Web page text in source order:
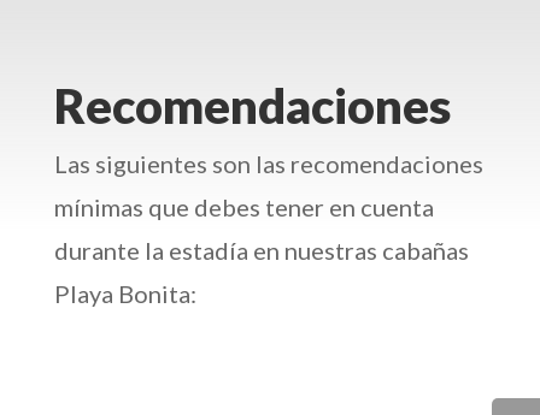
Recomendaciones
Las siguientes son las recomendaciones
mínimas que debes tener en cuenta
durante la estadía en nuestras cabañas
Playa Bonita: